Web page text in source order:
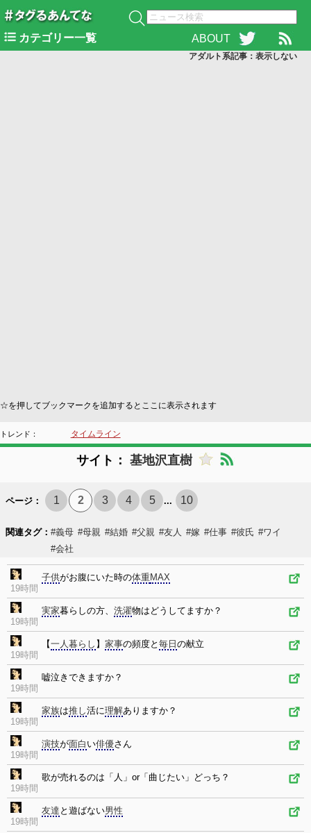
カテゴリー一覧 ABOUT
アダルト系記事：表示しない
☆を押してブックマークを追加するとここに表示されます
タイムライン
トレンド：
サイト： 基地沢直樹